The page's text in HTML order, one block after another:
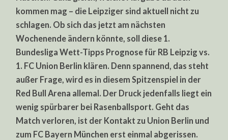
kommen mag – die Leipziger sind aktuell nicht zu
schlagen. Ob sich das jetzt am nächsten
Wochenende ändern könnte, soll diese 1.
Bundesliga Wett-Tipps Prognose für RB Leipzig vs.
1. FC Union Berlin klären. Denn spannend, das steht
außer Frage, wird es in diesem Spitzenspiel in der
Red Bull Arena allemal. Der Druck jedenfalls liegt ein
wenig spürbarer bei Rasenballsport. Geht das
Match verloren, ist der Kontakt zu Union Berlin und
zum FC Bayern München erst einmal abgerissen.